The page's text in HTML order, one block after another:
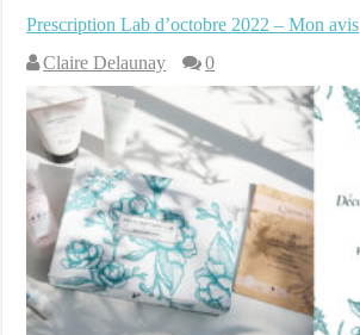
Prescription Lab d’octobre 2022 – Mon avis
Claire Delaunay
0